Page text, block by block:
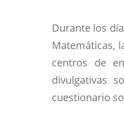
Durante los
Matemáticas,
centros de
divulgativas
cuestionario